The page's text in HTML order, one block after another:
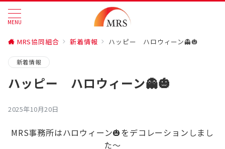
MENU
MRS協同組合 新着情報 ハッピー ハロウィーン👻🎃
新着情報
ハッピー ハロウィーン👻🎃
2025年10月20日
MRS事務所はハロウィーン🎃をデコレーションしまし
た～